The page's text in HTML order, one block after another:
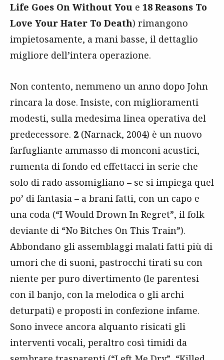
Life Goes On Without You e 18 Reasons To
Love Your Hater To Death) rimangono
impietosamente, a mani basse, il dettaglio
migliore dell’intera operazione.
Non contento, nemmeno un anno dopo John
rincara la dose. Insiste, con miglioramenti
modesti, sulla medesima linea operativa del
predecessore. 2 (Narnack, 2004) è un nuovo
farfugliante ammasso di monconi acustici,
rumenta di fondo ed effettacci in serie che
solo di rado assomigliano – se si impiega quel
po’ di fantasia – a brani fatti, con un capo e
una coda (“I Would Drown In Regret”, il folk
deviante di “No Bitches On This Train”).
Abbondano gli assemblaggi malati fatti più di
umori che di suoni, pastrocchi tirati su con
niente per puro divertimento (le parentesi
con il banjo, con la melodica o gli archi
deturpati) e proposti in confezione infame.
Sono invece ancora alquanto risicati gli
interventi vocali, peraltro così timidi da